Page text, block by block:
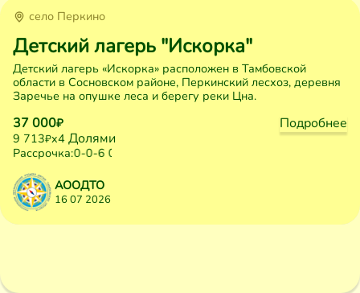
село Перкино
Детский лагерь "Искорка"
Детский лагерь «Искорка» расположен в Тамбовской
области в Сосновском районе, Перкинский лесхоз, деревня
Заречье на опушке леса и берегу реки Цна.
37 000₽
9 713₽x4 Долями
Рассрочка:
0-0-30-0-6 0-0-10
Подробнее
АООДТО
16 07 2026